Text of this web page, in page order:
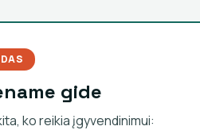
gide
ko reikia įgyvendinimui: